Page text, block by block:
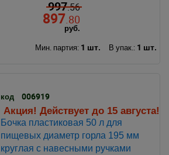
997.56
897.80
руб.
Мин. партия: 1 шт. В упак.: 1 шт.
код
006919
Акция! Действует до 15 августа!
Бочка пластиковая 50 л для
пищевых диаметр горла 195 мм
круглая с навесными ручками